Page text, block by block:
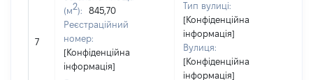
7
(м2):
845,70
Реєстраційний
номер:
[Конфіденційна
інформація]
Тип вулиці:
[Конфіденційна
інформація]
Вулиця:
[Конфіденційна
інформація]